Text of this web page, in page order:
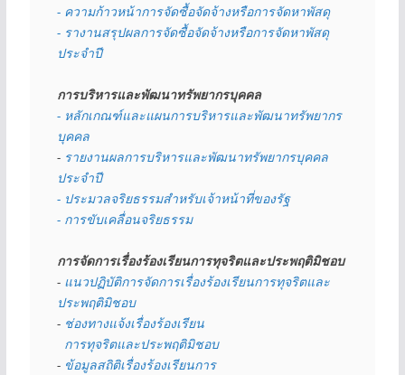
- ความก้าวหน้าการจัดซื้อจัดจ้างหรือการจัดหาพัสดุ
- รางานสรุปผลการจัดซื้อจัดจ้างหรือการจัดหาพัสดุ
ประจำปี
การบริหารและพัฒนาทรัพยากรบุคคล
- หลักเกณฑ์และแผนการบริหารและพัฒนาทรัพยากร
บุคคล
- รายงานผลการบริหารและพัฒนาทรัพยากรบุคคล
ประจำปี
- ประมวลจริยธรรมสำหรับเจ้าหน้าที่ของรัฐ
- การขับเคลื่อนจริยธรรม
การจัดการเรื่องร้องเรียนการทุจริตและประพฤติมิชอบ
- แนวปฏิบัติการจัดการเรื่องร้องเรียนการทุจริตและ
ประพฤติมิชอบ
- ช่องทางแจ้งเรื่องร้องเรียน
  การทุจริตและประพฤติมิชอบ
- ข้อมูลสถิติเรื่องร้องเรียนการ